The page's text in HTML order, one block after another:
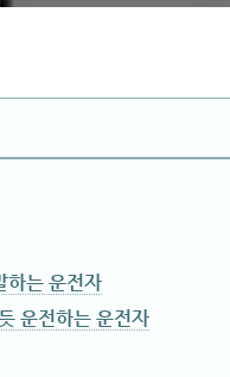
하는 운전자
운전하는 운전자